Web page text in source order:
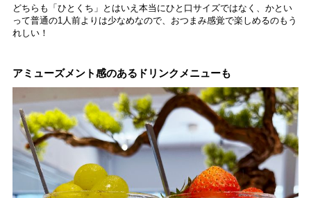
どちらも「ひとくち」とはいえ本当にひと口サイズではなく、かとい
って普通の1人前よりは少なめなので、おつまみ感覚で楽しめるのもう
れしい！
アミューズメント感のあるドリンクメニューも